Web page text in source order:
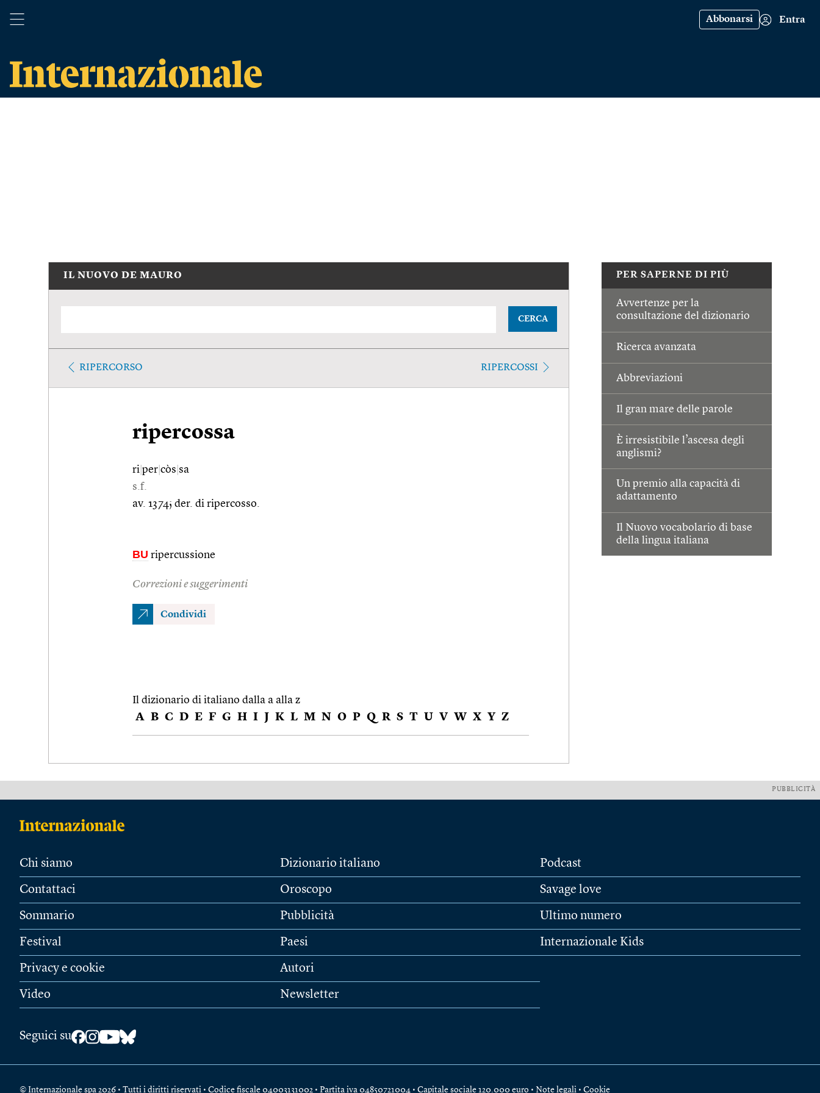
Abbonarsi Entra
PER SAPERNE DI PIÙ
Avvertenze per la
consultazione del dizionario
Ricerca avanzata
Abbreviazioni
Il gran mare delle parole
È irresistibile l’ascesa degli
anglismi?
Un premio alla capacità di
adattamento
Il Nuovo vocabolario di base
della lingua italiana
IL NUOVO DE MAURO
CERCA
RIPERCORSO RIPERCOSSI
ripercossa
ri per còs sa
s.f.
av. 1374; der. di ripercosso.
BU ripercussione
Correzioni e suggerimenti
Condividi
Il dizionario di italiano dalla a alla z
A B C D E F G H I J K L M N O P Q R S T U V W X Y Z
PUBBLICITÀ
Chi siamo
Contattaci
Sommario
Festival
Privacy e cookie
Video
Dizionario italiano
Oroscopo
Pubblicità
Paesi
Autori
Newsletter
Podcast
Savage love
Ultimo numero
Internazionale Kids
Seguici su
© Internazionale spa 2026 • Tutti i diritti riservati • Codice fiscale 04003131002 • Partita iva 04850721004 • Capitale sociale 120.000 euro • Note legali • Cookie